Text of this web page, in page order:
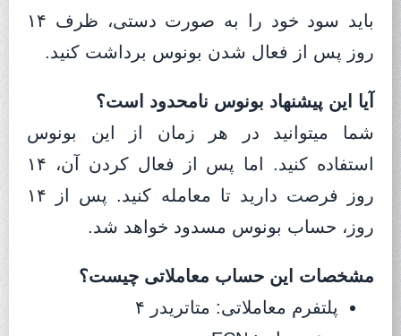
باید سود خود را به صورت دستی، ظرف ۱۴
روز پس از فعال شدن بونوس برداشت کنید.
آیا این پیشنهاد بونوس نامحدود است؟
شما میتوانید در هر زمان از این بونوس
استفاده کنید. اما پس از فعال کردن آن، ۱۴
روز فرصت دارید تا معامله کنید. پس از ۱۴
روز، حساب بونوس مسدود خواهد شد.
مشخصات این حساب معاملاتی چیست؟
پلتفرم معاملاتی: متاتریدر ۴